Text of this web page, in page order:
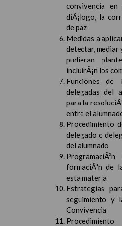
convivencia
diÃ¡logo, la
de paz
Medidas a
detectar, mediar
pudieran
incluirÃ¡n los
Funciones
delegadas del
para la
entre el
Procedimiento
delegado o
del alumnado
formaciÃ³n de
esta materia
Estrategias
seguimiento y
Convivencia